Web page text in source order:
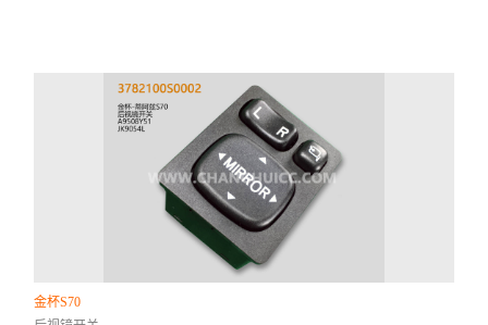
金杯S70